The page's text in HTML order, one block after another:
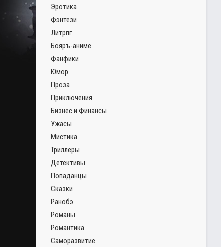
Эротика
Фэнтези
Литрпг
Бояръ-аниме
Фанфики
Юмор
Проза
Приключения
Бизнес и Финансы
Ужасы
Мистика
Триллеры
Детективы
Попаданцы
Сказки
Ранобэ
Романы
Романтика
Саморазвитие